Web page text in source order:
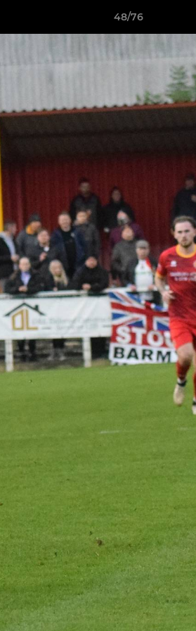
48/76